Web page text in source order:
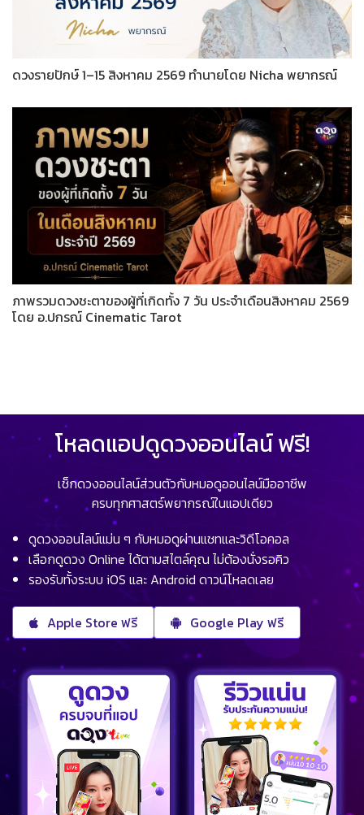
ดวงรายปักษ์ 1–15 สิงหาคม 2569 ทำนายโดย Nicha พยากรณ์
ภาพรวมดวงชะตาของผู้ที่เกิดทั้ง 7 วัน ประจำเดือนสิงหาคม 2569
โดย อ.ปกรณ์ Cinematic Tarot
โหลดแอปดูดวงออนไลน์ ฟรี!
เช็กดวงออนไลน์ส่วนตัวกับหมอดูออนไลน์มืออาชีพ
ครบทุกศาสตร์พยากรณ์ในแอปเดียว
ดูดวงออนไลน์แม่น ๆ กับหมอดูผ่านแชทและวิดีโอคอล
เลือกดูดวง Online ได้ตามสไตล์คุณ ไม่ต้องนั่งรอคิว
รองรับทั้งระบบ iOS และ Android ดาวน์โหลดเลย
Apple Store ฟรี Google Play ฟรี